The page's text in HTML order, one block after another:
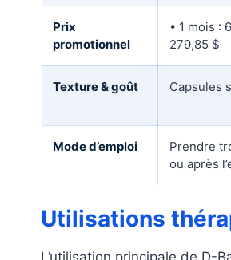
Prix
promotionnel
• 1 mois :
279,85 $
Texture & goût Capsules
Mode d’emploi
Prendre
ou après
Utilisations
L’utilisation principale de D-